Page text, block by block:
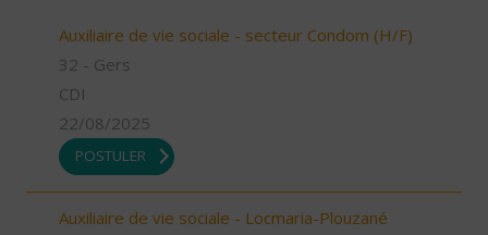
Auxiliaire de vie sociale - secteur Condom (H/F)
32 - Gers
CDI
22/08/2025
POSTULER
Auxiliaire de vie sociale - Locmaria-Plouzané